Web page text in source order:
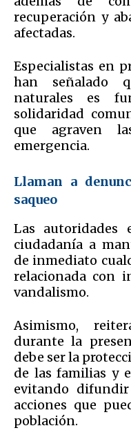
recuperación y
afectadas.
Especialistas en
han señalado
naturales es
solidaridad
que agraven
emergencia.
Llaman a
saqueo
Las autoridades
ciudadanía a
de inmediato
relacionada con
vandalismo.
Asimismo,
durante la
debe ser la
de las familias y
evitando
acciones que
población.